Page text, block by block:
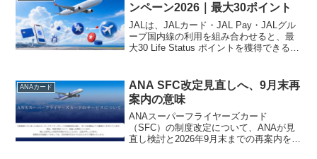
ンペーン2026｜最大30ポイント
JALは、JALカード・JAL Pay・JALグル
ープ国内線の利用を組み合わせると、最
大30 Life Status ポイントを獲得できる
エントリーが必...
ANAカード
ANA SFC改定見直しへ、9月末再
案内の意味
ANAスーパーフライヤーズカード
（SFC）の制度改定について、ANAが見
直し検討と2026年9月末までの再案内を表